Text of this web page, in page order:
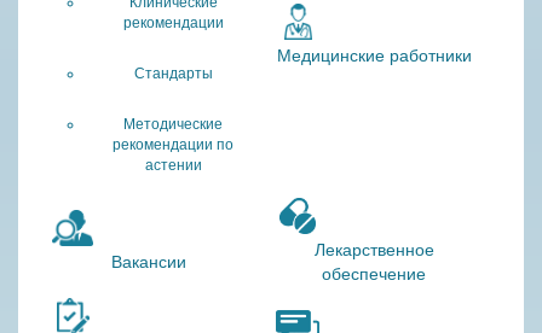
рекомендации
Стандарты
Методические
рекомендации по
астении
Медицинские работники
Вакансии
Лекарственное
обеспечение